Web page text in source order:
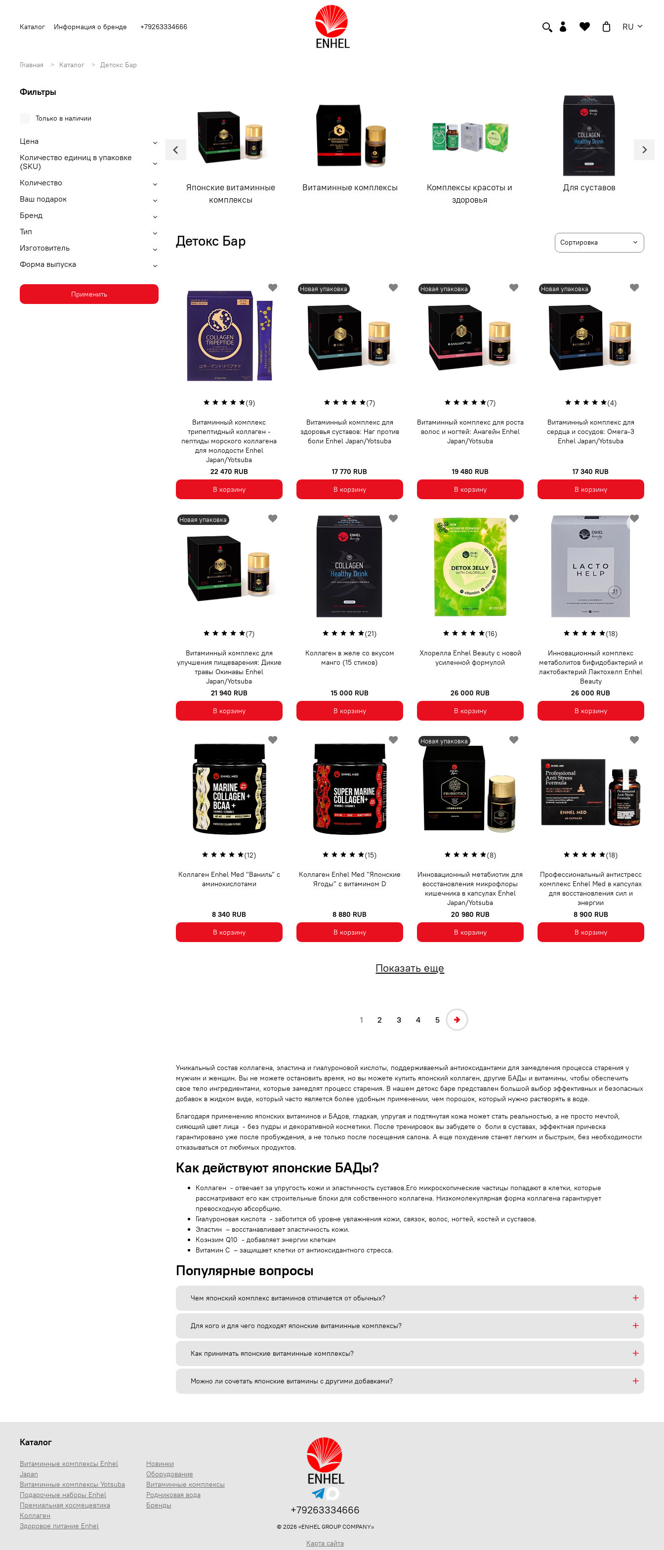
RU
Каталог Информация о бренде +79263334666
Главная Каталог Детокс Бар
Витаминные комплексы
Японские витаминные
комплексы
Витаминные комплексы
Комплексы красоты и
здоровья
Для суставов
Детокс Бар
(9)
Витаминный комплекс
трипептидный коллаген -
пептиды морского коллагена
для молодости Enhel
Japan/Yotsuba
22 470 RUB
В корзину
(7)
Новая упаковка
Витаминный комплекс для
здоровья суставов: Наг против
боли Enhel Japan/Yotsuba
17 770 RUB
В корзину
(7)
Новая упаковка
Витаминный комплекс для роста
волос и ногтей: Анагейн Enhel
Japan/Yotsuba
19 480 RUB
В корзину
(4)
Новая упаковка
Витаминный комплекс для
сердца и сосудов: Oмега-3
Enhel Japan/Yotsuba
17 340 RUB
В корзину
(7)
Новая упаковка
Витаминный комплекс для
улучшения пищеварения: Дикие
травы Окинавы Enhel
Japan/Yotsuba
21 940 RUB
В корзину
(21)
Коллаген в желе со вкусом
манго (15 стиков)
15 000 RUB
В корзину
(16)
Хлорелла Enhel Beauty с новой
усиленной формулой
26 000 RUB
В корзину
(18)
Инновационный комплекс
метаболитов бифидобактерий и
лактобактерий Лактохелп Enhel
Beauty
26 000 RUB
В корзину
(12)
Коллаген Enhel Med "Ваниль" с
аминокислотами
8 340 RUB
В корзину
(15)
Коллаген Enhel Med "Японские
Ягоды" с витамином D
8 880 RUB
В корзину
(8)
Новая упаковка
Инновационный метабиотик для
восстановления микрофлоры
кишечника в капсулах Enhel
Japan/Yotsuba
20 980 RUB
В корзину
(18)
Профессиональный антистресс
комплекс Enhel Med в капсулах
для восстановления сил и
энергии
8 900 RUB
В корзину
Показать еще
1 2 3 4 5
Уникальный состав коллагена, эластина и гиалуроновой кислоты, поддерживаемый антиоксидантами для замедления процесса старения у
мужчин и женщин. Вы не можете остановить время, но вы можете купить японский коллаген, другие БАДы и витамины, чтобы обеспечить
свое тело ингредиентами, которые замедлят процесс старения. В нашем детокс баре представлен большой выбор эффективных и безопасных
добавок в жидком виде, который часто является более удобным применении, чем порошок, который нужно растворять в воде.
Благодаря применению японских витаминов и БАдов, гладкая, упругая и подтянутая кожа может стать реальностью, а не просто мечтой,
сияющий цвет лица - без пудры и декоративной косметики. После тренировок вы забудете о боли в суставах, эффектная прическа
гарантировано уже после пробуждения, а не только после посещения салона. А еще похудение станет легким и быстрым, без необходимости
отказываться от любимых продуктов.
Как действуют японские БАДы?
Коллаген - отвечает за упругость кожи и эластичность суставов.Его микроскопические частицы попадают в клетки, которые
рассматривают его как строительные блоки для собственного коллагена. Низкомолекулярная форма коллагена гарантирует
превосходную абсорбцию.
Гиалуроновая кислота - заботится об уровне увлажнения кожи, связок, волос, ногтей, костей и суставов.
Эластин – восстанавливает эластичность кожи.
Коэнзим Q10 - добавляет энергии клеткам
Витамин С – защищает клетки от антиоксидантного стресса.
Популярные вопросы
Чем японский комплекс витаминов отличается от обычных?
Для кого и для чего подходят японские витаминные комплексы?
Как принимать японские витаминные комплексы?
Можно ли сочетать японские витамины с другими добавками?
Фильтры
Только в наличии
Цена
Количество единиц в упаковке
(SKU)
Количество
Ваш подарок
Бренд
Тип
Изготовитель
Форма выпуска
Применить
Каталог
Витаминные комплексы Enhel
Japan
Витаминные комплексы Yotsuba
Подарочные наборы Enhel
Премиальная космецевтика
Коллаген
Здоровое питание Enhel
Новинки
Оборудование
Витаминные комплексы
Родниковая вода
Бренды
+79263334666
© 2026 «ENHEL GROUP COMPANY»
Карта сайта